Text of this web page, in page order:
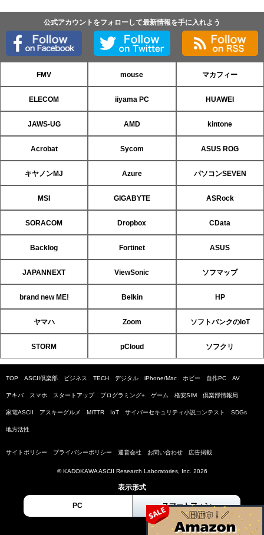
公式アカウントをフォローして最新情報を手に入れよう
FMV mouse マカフィー
ELECOM iiyama PC HUAWEI
JAWS-UG AMD kintone
Acrobat Sycom ASUS ROG
キヤノンMJ Azure パソコンSEVEN
MSI GIGABYTE ASRock
SORACOM Dropbox CData
Backlog Fortinet ASUS
JAPANNEXT ViewSonic ソフマップ
brand new ME! Belkin HP
ヤマハ Zoom ソフトバンクのIoT
STORM pCloud ソフクリ
TOP ASCII倶楽部 ビジネス TECH デジタル iPhone/Mac ホビー 自作PC AV
アキバ スマホ スタートアップ プログラミング+ ゲーム 格安SIM 倶楽部情報局
家電ASCII アスキーグルメ MITTR IoT サイバーセキュリティ小説コンテスト SDGs
地方活性
サイトポリシー プライバシーポリシー 運営会社 お問い合わせ 広告掲載
© KADOKAWA ASCII Research Laboratories, Inc. 2026
表示形式
PC スマートフォン